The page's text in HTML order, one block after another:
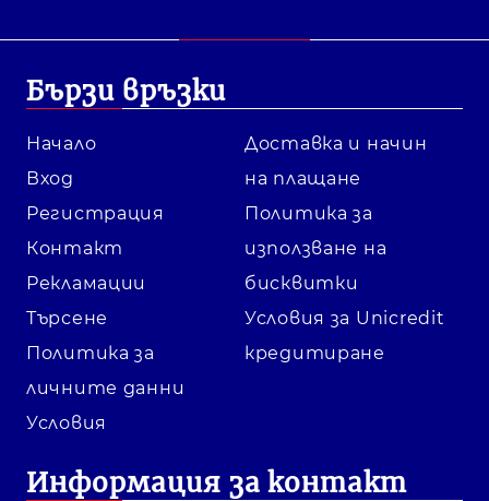
Бързи връзки
Начало
Вход
Регистрация
Контакт
Рекламации
Търсене
Политика за
личните данни
Условия
Доставка и начин
на плащане
Политика за
използване на
бисквитки
Условия за Unicredit
кредитиране
Информация за контакт